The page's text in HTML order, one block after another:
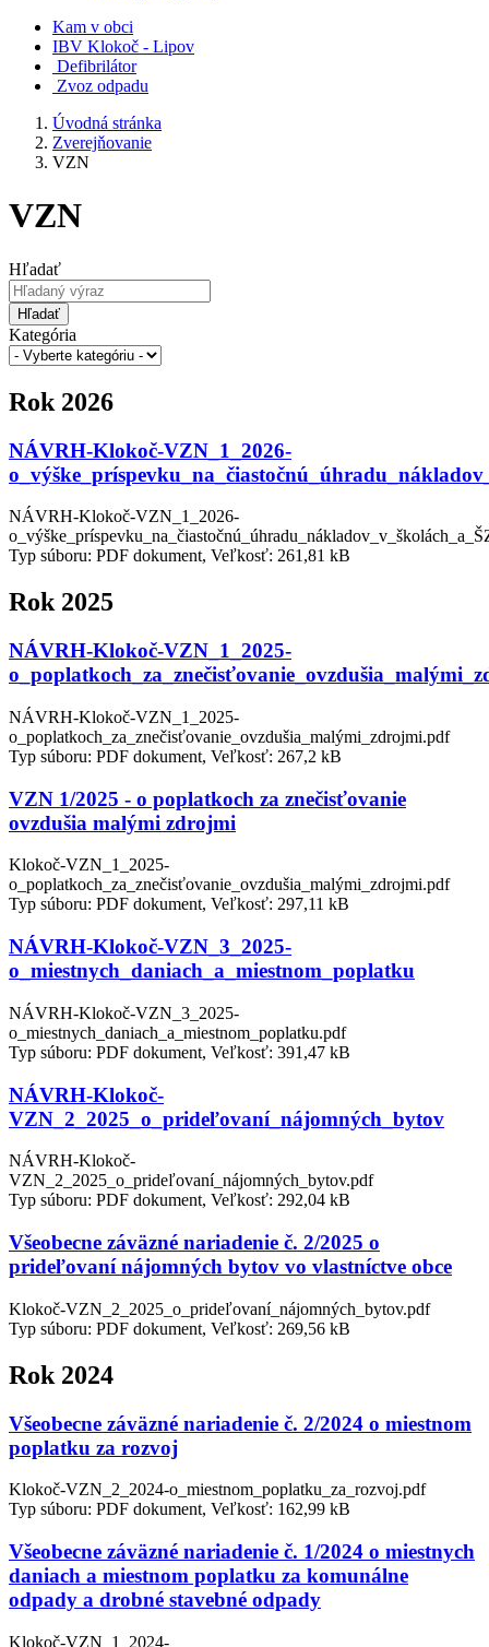
Kam v obci
IBV Klokoč - Lipov
Defibrilátor
Zvoz odpadu
Úvodná stránka
Zverejňovanie
VZN
VZN
Hľadať
Hľadať
Kategória
Rok 2026
NÁVRH-Klokoč-VZN_1_2026-
NÁVRH-Klokoč-VZN_1_2026-
Typ súboru: PDF dokument, Veľkosť: 261,81 kB
Rok 2025
NÁVRH-Klokoč-VZN_1_2025-
NÁVRH-Klokoč-VZN_1_2025-
o_poplatkoch_za_znečisťovanie_ovzdušia_malými_zdrojmi.pdf
Typ súboru: PDF dokument, Veľkosť: 267,2 kB
VZN 1/2025 - o poplatkoch za znečisťovanie
ovzdušia malými zdrojmi
Klokoč-VZN_1_2025-
o_poplatkoch_za_znečisťovanie_ovzdušia_malými_zdrojmi.pdf
Typ súboru: PDF dokument, Veľkosť: 297,11 kB
NÁVRH-Klokoč-VZN_3_2025-
o_miestnych_daniach_a_miestnom_poplatku
NÁVRH-Klokoč-VZN_3_2025-
o_miestnych_daniach_a_miestnom_poplatku.pdf
Typ súboru: PDF dokument, Veľkosť: 391,47 kB
NÁVRH-Klokoč-
VZN_2_2025_o_prideľovaní_nájomných_bytov
NÁVRH-Klokoč-
VZN_2_2025_o_prideľovaní_nájomných_bytov.pdf
Typ súboru: PDF dokument, Veľkosť: 292,04 kB
Všeobecne záväzné nariadenie č. 2/2025 o
prideľovaní nájomných bytov vo vlastníctve obce
Klokoč-VZN_2_2025_o_prideľovaní_nájomných_bytov.pdf
Typ súboru: PDF dokument, Veľkosť: 269,56 kB
Rok 2024
Všeobecne záväzné nariadenie č. 2/2024 o miestnom
poplatku za rozvoj
Klokoč-VZN_2_2024-o_miestnom_poplatku_za_rozvoj.pdf
Typ súboru: PDF dokument, Veľkosť: 162,99 kB
Všeobecne záväzné nariadenie č. 1/2024 o miestnych
daniach a miestnom poplatku za komunálne
odpady a drobné stavebné odpady
Klokoč-VZN_1_2024-